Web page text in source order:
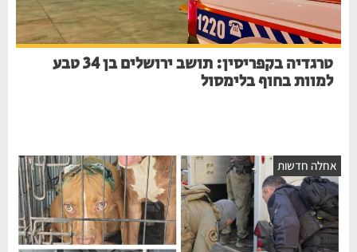
טרגדיה בקפריסין: תושב ירושלים בן 34 טבע
למוות בחוף בלימסול
אחלה חדשות